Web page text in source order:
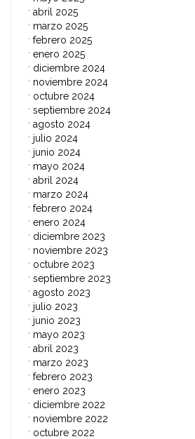
abril 2025
marzo 2025
febrero 2025
enero 2025
diciembre 2024
noviembre 2024
octubre 2024
septiembre 2024
agosto 2024
julio 2024
junio 2024
mayo 2024
abril 2024
marzo 2024
febrero 2024
enero 2024
diciembre 2023
noviembre 2023
octubre 2023
septiembre 2023
agosto 2023
julio 2023
junio 2023
mayo 2023
abril 2023
marzo 2023
febrero 2023
enero 2023
diciembre 2022
noviembre 2022
octubre 2022